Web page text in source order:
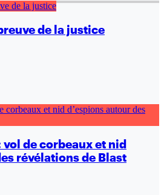
de la justice
de corbeaux et nid
révélations de Blast